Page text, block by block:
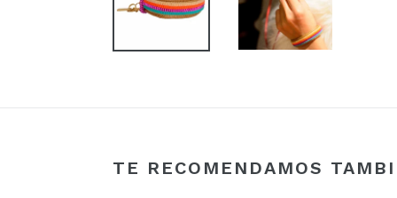
TE RECOMENDAMOS